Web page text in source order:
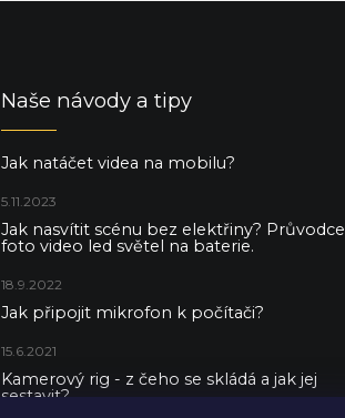
Naše návody a tipy
Jak natáčet videa na mobilu?
5.11.2023
Jak nasvítit scénu bez elektřiny? Průvodce
foto video led světel na baterie.
18.9.2022
Jak připojit mikrofon k počítači?
15.6.2021
Kamerový rig - z čeho se skládá a jak jej
sestavit?